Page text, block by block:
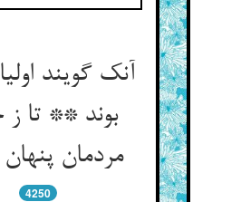
آنک گویند
بوند ** تا
مردمان
4250